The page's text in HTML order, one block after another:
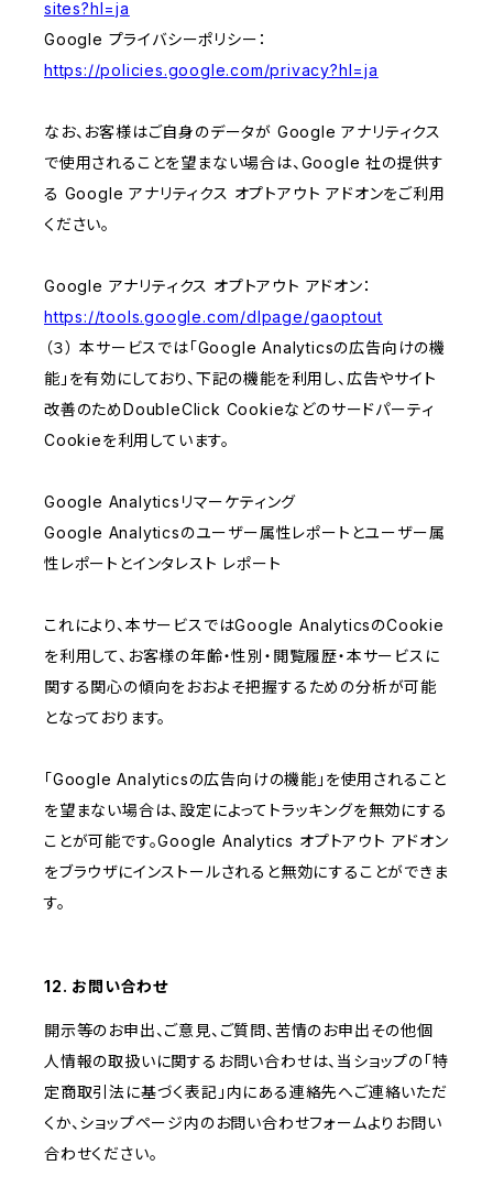
sites?hl=ja
Google プライバシーポリシー：
https://policies.google.com/privacy?hl=ja
なお、お客様はご自身のデータが Google アナリティクス
で使用されることを望まない場合は、Google 社の提供す
る Google アナリティクス オプトアウト アドオンをご利用
ください。
Google アナリティクス オプトアウト アドオン：
https://tools.google.com/dlpage/gaoptout
（３） 本サービスでは「Google Analyticsの広告向けの機
能」を有効にしており、下記の機能を利用し、広告やサイト
改善のためDoubleClick Cookieなどのサードパーティ
Cookieを利用しています。
Google Analyticsリマーケティング
Google Analyticsのユーザー属性レポートとユーザー属
性レポートとインタレスト レポート
これにより、本サービスではGoogle AnalyticsのCookie
を利用して、お客様の年齢・性別・閲覧履歴・本サービスに
関する関心の傾向をおおよそ把握するための分析が可能
となっております。
「Google Analyticsの広告向けの機能」を使用されること
を望まない場合は、設定によってトラッキングを無効にする
ことが可能です。Google Analytics オプトアウト アドオン
をブラウザにインストールされると無効にすることができま
す。
12. お問い合わせ
開示等のお申出、ご意見、ご質問、苦情のお申出その他個
人情報の取扱いに関するお問い合わせは、当ショップの「特
定商取引法に基づく表記」内にある連絡先へご連絡いただ
くか、ショップページ内のお問い合わせフォームよりお問い
合わせください。